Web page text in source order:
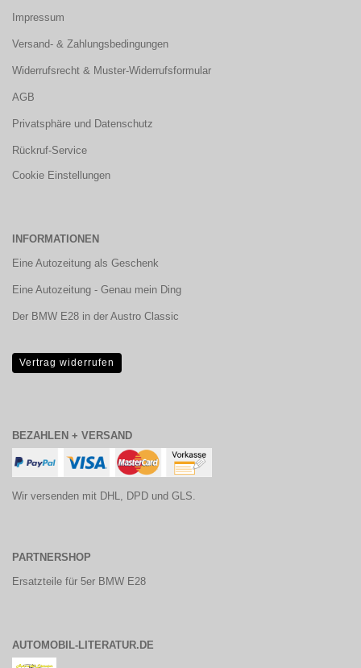
Impressum
Versand- & Zahlungsbedingungen
Widerrufsrecht & Muster-Widerrufsformular
AGB
Privatsphäre und Datenschutz
Rückruf-Service
Cookie Einstellungen
INFORMATIONEN
Eine Autozeitung als Geschenk
Eine Autozeitung - Genau mein Ding
Der BMW E28 in der Austro Classic
Vertrag widerrufen
BEZAHLEN + VERSAND
Wir versenden mit DHL, DPD und GLS.
PARTNERSHOP
Ersatzteile für 5er BMW E28
AUTOMOBIL-LITERATUR.DE